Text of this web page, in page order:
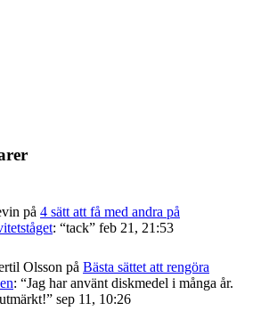
på 4 sätt att få med andra på
: “tack” feb 21, 21:53
Olsson på Bästa sättet att rengöra
: “Jag har använt diskmedel i många år.
” sep 11, 10:26